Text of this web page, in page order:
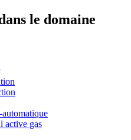
le domaine
active gas